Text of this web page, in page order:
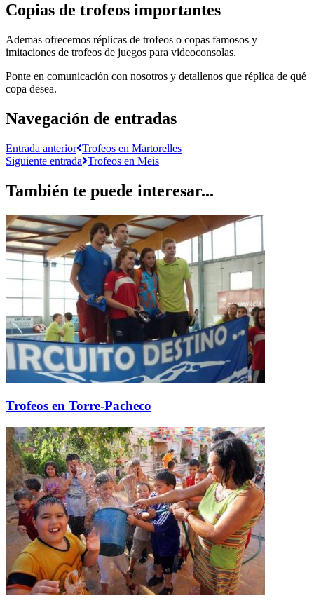
Copias de trofeos importantes
Ademas ofrecemos réplicas de trofeos o copas famosos y
imitaciones de trofeos de juegos para videoconsolas.
Ponte en comunicación con nosotros y detallenos que réplica de qué
copa desea.
Navegación de entradas
Entrada anterior Trofeos en Martorelles
Siguiente entrada Trofeos en Meis
También te puede interesar...
Trofeos en Torre-Pacheco